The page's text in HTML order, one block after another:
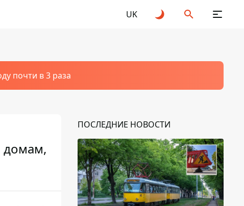
UK
почти в 3 раза
домам,
ПОСЛЕДНИЕ НОВОСТИ